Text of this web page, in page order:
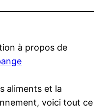
à propos de
aliments et la
voici tout ce